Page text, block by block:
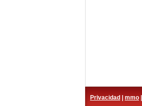
Privacidad mmo